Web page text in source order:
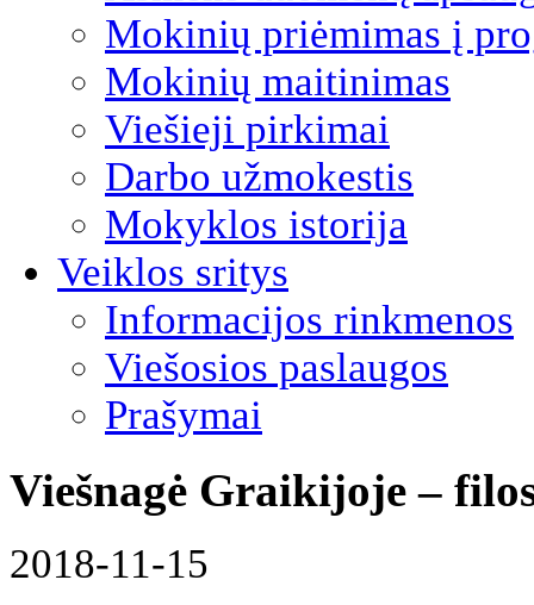
Mokinių priėmimas į
Mokinių maitinimas
Viešieji pirkimai
Darbo užmokestis
Mokyklos istorija
Veiklos sritys
Informacijos rinkmenos
Viešosios paslaugos
Prašymai
Viešnagė Graikijoje –
2018-11-15